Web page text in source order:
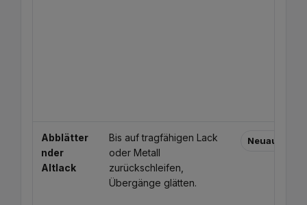
Abblätter
nder
Altlack
Bis auf tragfähigen Lack
oder Metall
zurückschleifen,
Übergänge glätten.
Neuaufbau